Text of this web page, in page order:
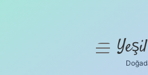
menüyü